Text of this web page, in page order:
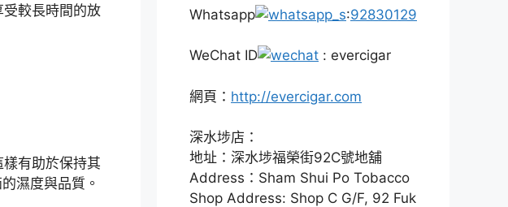
較長時間的放
有助於保持其
濕度與品質。
Whatsapp :92830129
WeChat ID : evercigar
網頁： http://evercigar.com
深水埗店：
地址：深水埗福榮街92C號地舖
Address：Sham Shui Po Tobacco
Shop Address: Shop C G/F, 92 Fuk